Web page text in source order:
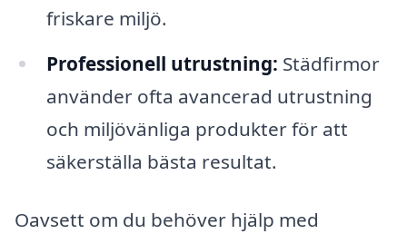
friskare miljö.
Professionell utrustning: Städfirmor
använder ofta avancerad utrustning
och miljövänliga produkter för att
säkerställa bästa resultat.
Oavsett om du behöver hjälp med